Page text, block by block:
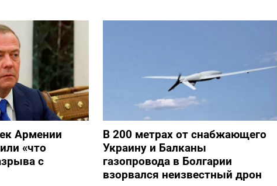
Армении
«что
с
В 200 метрах от снабжающего
Украину и Балканы
газопровода в Болгарии
взорвался неизвестный дрон